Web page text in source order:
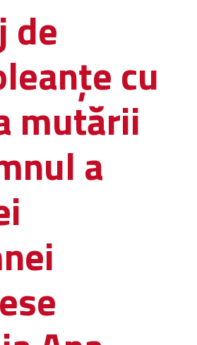
L'ORGANIZZAZIONE
La Struttura
Amministrativa
de
cu
mutării
a